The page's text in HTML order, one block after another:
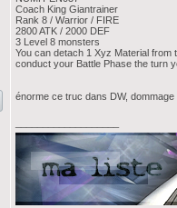
Coach King Giantrainer
Rank 8 / Warrior / FIRE
2800 ATK / 2000 DEF
3 Level 8 monsters
You can detach 1 Xyz Material from
conduct your Battle Phase the turn
énorme ce truc dans DW,